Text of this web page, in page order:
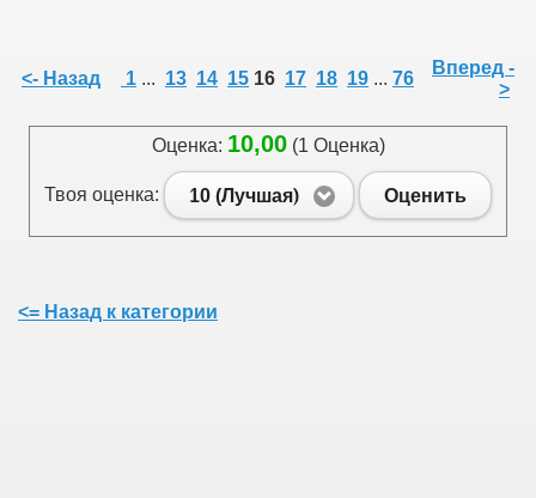
<- Назад 1 ... 13 14 15 16 17 18 19 ... 76
Вперед -
>
Оценка: 10,00(1 Оценка)
Твоя оценка: 10 (Лучшая) Оценить
<= Назад к категории